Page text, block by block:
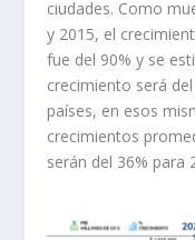
ciudades. Como
y 2015, el
fue del 90% y se
crecimiento será
países, en esos
crecimientos
serán del 36% para